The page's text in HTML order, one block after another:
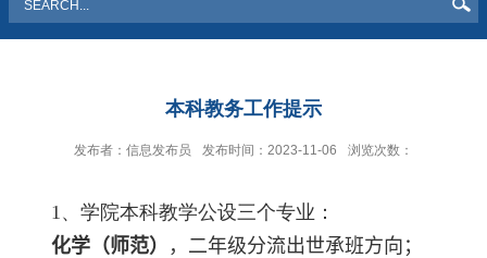
本科教务工作提示
发布者：信息发布员 发布时间：2023-11-06 浏览次数：
1、学院本科教学公设三个专业：
化学（师范）
，二年级分流出世承班方向；